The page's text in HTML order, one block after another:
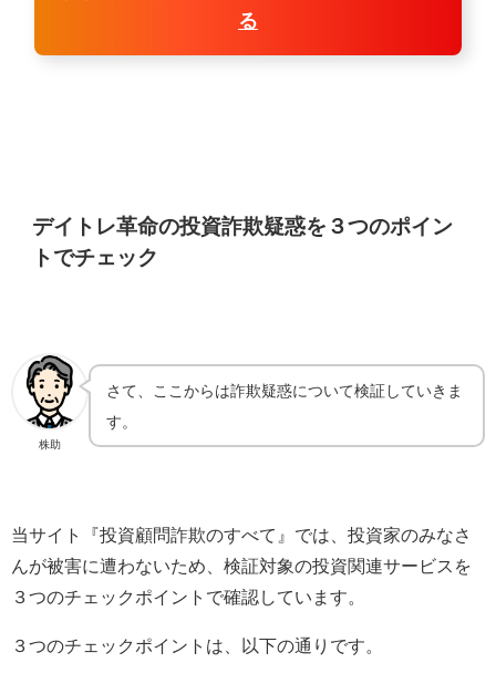
る
デイトレ革命の投資詐欺疑惑を３つのポイン
トでチェック
株助
さて、ここからは詐欺疑惑について検証していきま
す。
当サイト『投資顧問詐欺のすべて』では、投資家のみなさ
んが被害に遭わないため、検証対象の投資関連サービスを
３つのチェックポイントで確認しています。
３つのチェックポイントは、以下の通りです。